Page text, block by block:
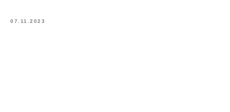
07.11.2023